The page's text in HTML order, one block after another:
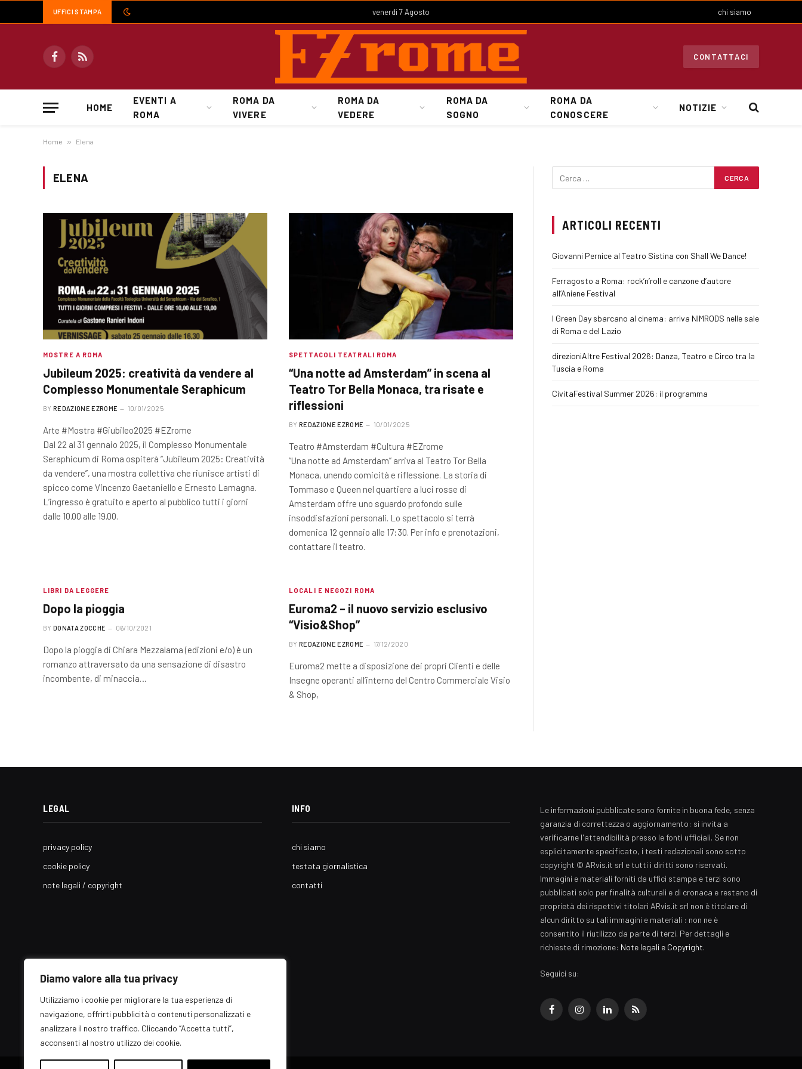
Diamo valore alla tua privacy
Utilizziamo i cookie per migliorare la tua esperienza di
navigazione, offrirti pubblicità o contenuti personalizzati e
analizzare il nostro traffico. Cliccando “Accetta tutti”,
acconsenti al nostro utilizzo dei cookie.
UFFICI STAMPA venerdì 7 Agosto chi siamo
FacebookRSS
CONTATTACI
HOME
EVENTI A
ROMA
ROMA DA
VIVERE
ROMA DA
VEDERE
ROMA DA
SOGNO
ROMA DA
CONOSCERE
NOTIZIE
Home » Elena
ELENA
MOSTRE A ROMA
Jubileum 2025: creatività da vendere al
Complesso Monumentale Seraphicum
BY REDAZIONE EZROME 10/01/2025
Arte #Mostra #Giubileo2025 #EZrome
Dal 22 al 31 gennaio 2025, il Complesso Monumentale
Seraphicum di Roma ospiterà “Jubileum 2025: Creatività
da vendere”, una mostra collettiva che riunisce artisti di
spicco come Vincenzo Gaetaniello e Ernesto Lamagna.
L’ingresso è gratuito e aperto al pubblico tutti i giorni
dalle 10.00 alle 19.00.
SPETTACOLI TEATRALI ROMA
“Una notte ad Amsterdam” in scena al
Teatro Tor Bella Monaca, tra risate e
riflessioni
BY REDAZIONE EZROME 10/01/2025
Teatro #Amsterdam #Cultura #EZrome
“Una notte ad Amsterdam” arriva al Teatro Tor Bella
Monaca, unendo comicità e riflessione. La storia di
Tommaso e Queen nel quartiere a luci rosse di
Amsterdam offre uno sguardo profondo sulle
insoddisfazioni personali. Lo spettacolo si terrà
domenica 12 gennaio alle 17:30. Per info e prenotazioni,
contattare il teatro.
LIBRI DA LEGGERE
Dopo la pioggia
BY DONATA ZOCCHE 06/10/2021
Dopo la pioggia di Chiara Mezzalama (edizioni e/o) è un
romanzo attraversato da una sensazione di disastro
incombente, di minaccia…
LOCALI E NEGOZI ROMA
Euroma2 – il nuovo servizio esclusivo
“Visio&Shop”
BY REDAZIONE EZROME 17/12/2020
Euroma2 mette a disposizione dei propri Clienti e delle
Insegne operanti all’interno del Centro Commerciale Visio
& Shop,
ARTICOLI RECENTI
Giovanni Pernice al Teatro Sistina con Shall We Dance!
Ferragosto a Roma: rock’n’roll e canzone d’autore
all’Aniene Festival
I Green Day sbarcano al cinema: arriva NIMRODS nelle sale
di Roma e del Lazio
direzioniAltre Festival 2026: Danza, Teatro e Circo tra la
Tuscia e Roma
CivitaFestival Summer 2026: il programma
LEGAL
privacy policy
cookie policy
note legali / copyright
INFO
chi siamo
testata giornalistica
contatti
Le informazioni pubblicate sono fornite in buona fede, senza
garanzia di correttezza o aggiornamento: si invita a
verificarne l'attendibilità presso le fonti ufficiali. Se non
esplicitamente specificato, i testi redazionali sono sotto
copyright © ARvis.it srl e tutti i diritti sono riservati.
Immagini e materiali forniti da uffici stampa e terzi sono
pubblicati solo per finalità culturali e di cronaca e restano di
proprietà dei rispettivi titolari ARvis.it srl non è titolare di
alcun diritto su tali immagini e materiali : non ne è
consentito il riutilizzo da parte di terzi. Per dettagli e
richieste di rimozione: Note legali e Copyright.
Seguici su:
FacebookInstagramLinkedInRSS